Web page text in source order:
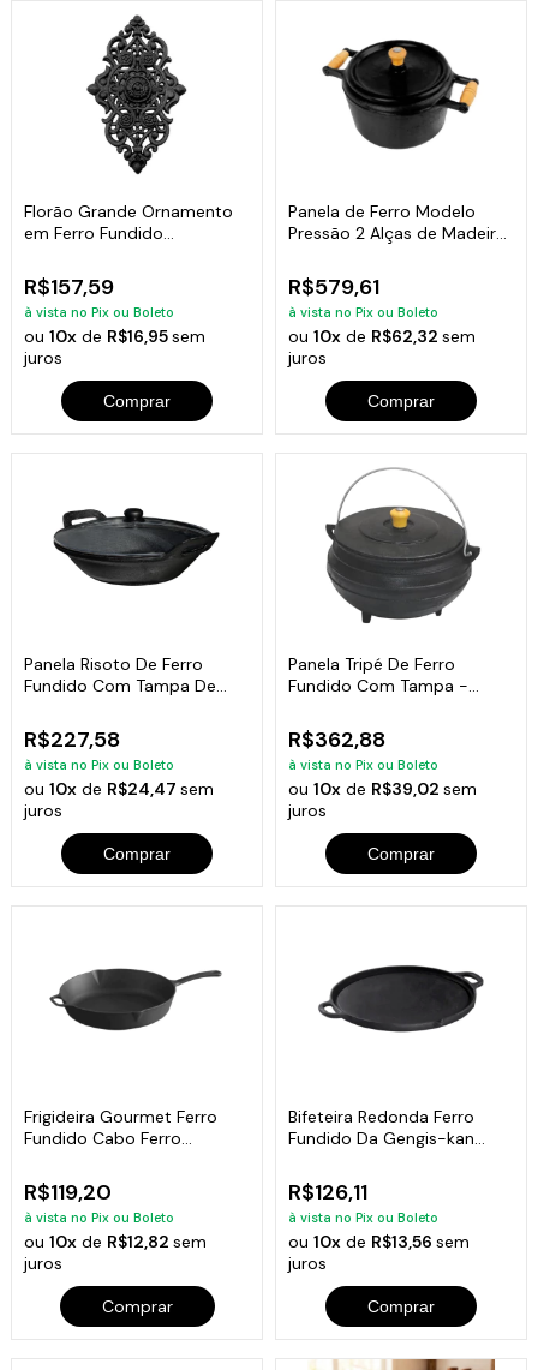
Florão Grande Ornamento
em Ferro Fundido
R$157,59
à vista no Pix ou Boleto
ou10x de R$16,95sem
juros
Comprar
Panela de Ferro Modelo
Pressão 2 Alças de Madeira
R$579,61
à vista no Pix ou Boleto
ou 10xde R$62,32 sem
juros
Comprar
Panela Risoto De Ferro
Fundido Com Tampa De
R$227,58
à vista no Pix ou Boleto
ou10x de R$24,47sem
juros
Comprar
Panela Tripé De Ferro
Fundido Com Tampa -
R$362,88
à vista no Pix ou Boleto
ou 10xde R$39,02 sem
juros
Comprar
Frigideira Gourmet Ferro
Fundido Cabo Ferro
R$119,20
à vista no Pix ou Boleto
ou10x de R$12,82sem
juros
Comprar
Bifeteira Redonda Ferro
Fundido Da Gengis-kan
R$126,11
à vista no Pix ou Boleto
ou 10xde R$13,56 sem
juros
Comprar